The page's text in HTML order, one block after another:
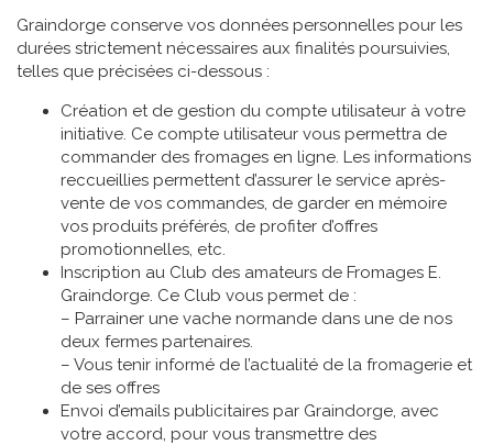
Graindorge conserve vos données personnelles pour les
durées strictement nécessaires aux finalités poursuivies,
telles que précisées ci-dessous :
Création et de gestion du compte utilisateur à votre
initiative. Ce compte utilisateur vous permettra de
commander des fromages en ligne. Les informations
reccueillies permettent d’assurer le service après-
vente de vos commandes, de garder en mémoire
vos produits préférés, de profiter d’offres
promotionnelles, etc.
Inscription au Club des amateurs de Fromages E.
Graindorge. Ce Club vous permet de :
– Parrainer une vache normande dans une de nos
deux fermes partenaires.
– Vous tenir informé de l’actualité de la fromagerie et
de ses offres
Envoi d’emails publicitaires par Graindorge, avec
votre accord, pour vous transmettre des